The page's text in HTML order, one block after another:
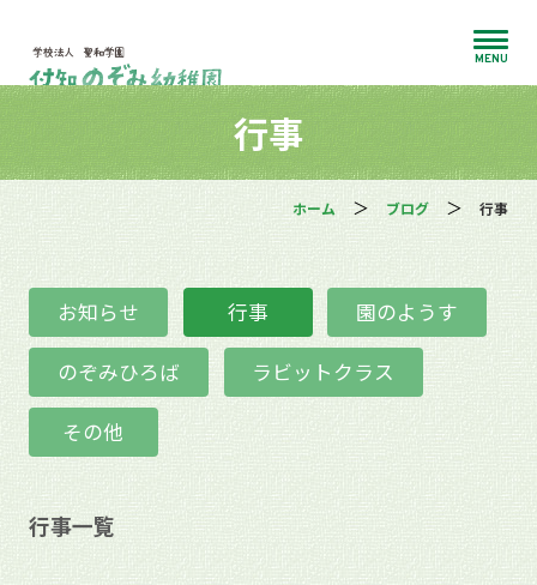
MENU
行事
ホーム ブログ 行事
お知らせ 行事 園のようす
のぞみひろば ラビットクラス
その他
行事一覧